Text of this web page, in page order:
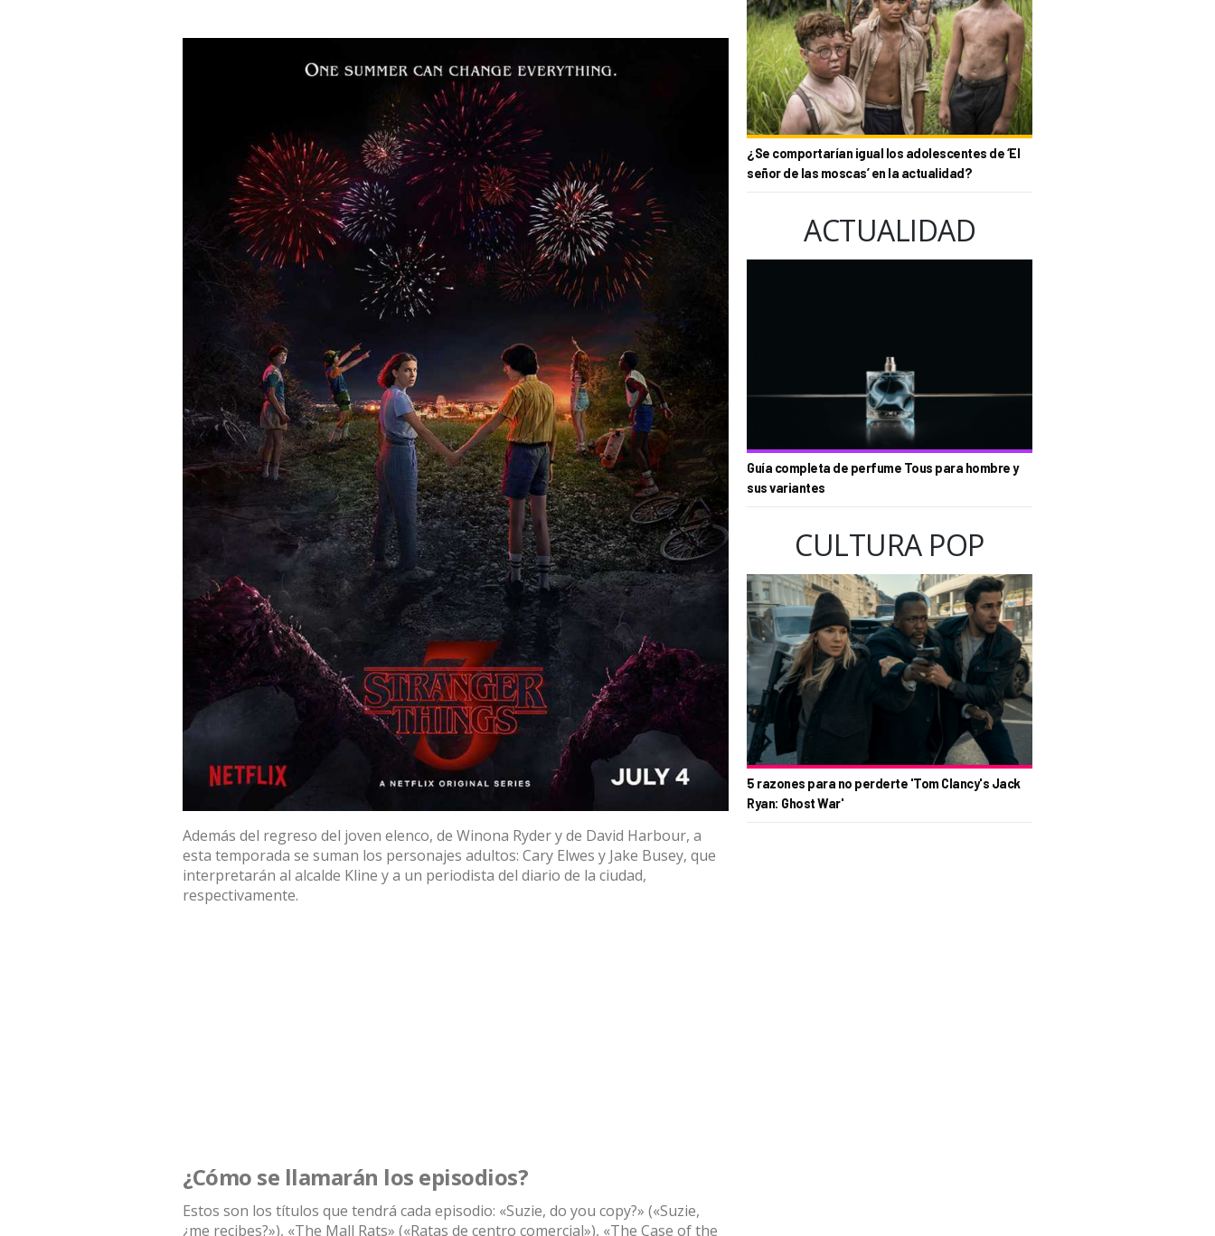
Además del regreso del joven elenco, de Winona Ryder y de David Harbour, a
esta temporada se suman los personajes adultos: Cary Elwes y Jake Busey, que
interpretarán al alcalde Kline y a un periodista del diario de la ciudad,
respectivamente.
¿Cómo se llamarán los episodios?
Estos son los títulos que tendrá cada episodio: «Suzie, do you copy?» («Suzie,
¿me recibes?»), «The Mall Rats» («Ratas de centro comercial»), «The Case of the
¿Se comportarían igual los adolescentes de ‘El
señor de las moscas’ en la actualidad?
ACTUALIDAD
Guía completa de perfume Tous para hombre y
sus variantes
CULTURA POP
5 razones para no perderte 'Tom Clancy's Jack
Ryan: Ghost War'